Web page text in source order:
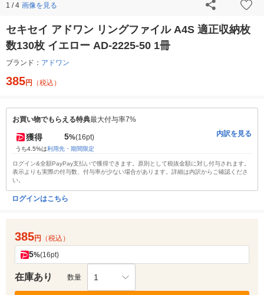
1 / 4 画像を見る
セキセイ アドワン リングファイル A4S 適正収納枚
数130枚 イエロー AD-2225-50 1冊
ブランド： アドワン
385円 （税込）
お買い物でもらえる特典最大付与率7%
獲得 5%(16pt)
うち4.5%は利用先・期間限定
内訳を見る
ログイン&全額PayPay支払いで獲得できます。原則として税抜金額に対し付与されます。
表示よりも実際の付与数、付与率が少ない場合があります。詳細は内訳からご確認くださ
い。
ログインはこちら
385円 （税込）
5%(16pt)
在庫あり 数量 1